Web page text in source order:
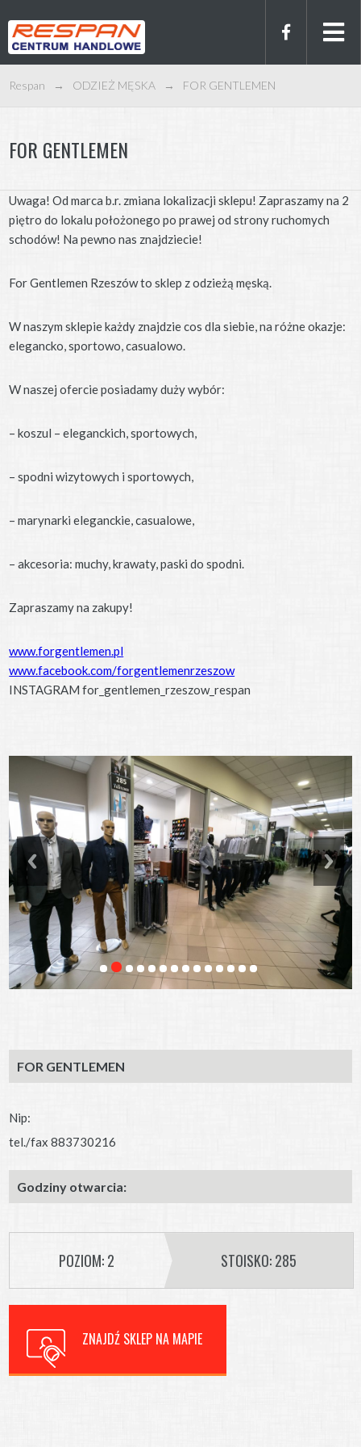
Respan → ODZIEŻ MĘSKA → FOR GENTLEMEN
FOR GENTLEMEN
Uwaga! Od marca b.r. zmiana lokalizacji sklepu! Zapraszamy na 2
piętro do lokalu położonego po prawej od strony ruchomych
schodów! Na pewno nas znajdziecie!
For Gentlemen Rzeszów to sklep z odzieżą męską.
W naszym sklepie każdy znajdzie cos dla siebie, na różne okazje:
elegancko, sportowo, casualowo.
W naszej ofercie posiadamy duży wybór:
– koszul – eleganckich, sportowych,
– spodni wizytowych i sportowych,
– marynarki eleganckie, casualowe,
– akcesoria: muchy, krawaty, paski do spodni.
Zapraszamy na zakupy!
www.forgentlemen.pl
www.facebook.com/forgentlemenrzeszow
INSTAGRAM for_gentlemen_rzeszow_respan
FOR GENTLEMEN
Nip:
tel./fax 883730216
Godziny otwarcia:
POZIOM: 2 STOISKO: 285
ZNAJDŹ SKLEP NA MAPIE